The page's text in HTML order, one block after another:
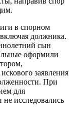
в спорном
должника.
сын
оформили
заявления
При
для
исследовались